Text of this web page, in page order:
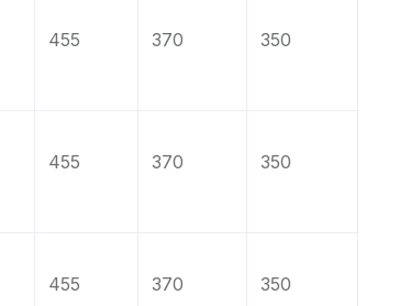
455 370 350
455 370 350
455 370 350